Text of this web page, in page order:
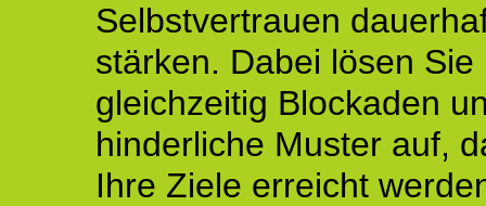
Selbstvertrauen
stärken. Dabei lösen Sie
gleichzeitig Blockaden
hinderliche Muster auf,
Ihre Ziele erreicht